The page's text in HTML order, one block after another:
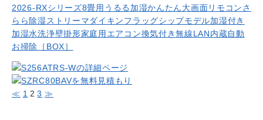
2026-RXシリーズ8畳用 うるる加湿かんたん大画面リモコンさ
らら除湿 ストリーマダイキンフラッグシップモデル加湿付き
加湿水洗浄壁掛形家庭用エアコン換気付き無線LAN内蔵自動
お掃除［BOX］
≪ 1 2 3 ≫